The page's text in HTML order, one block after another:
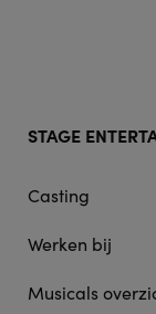
STAGE
Casting
Werken bij
Musicals